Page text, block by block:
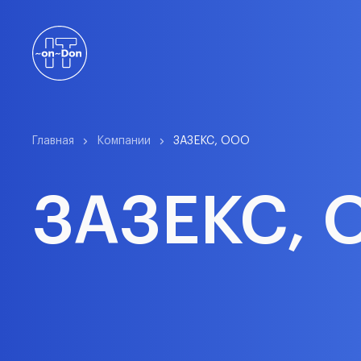
Главная Компании ЗАЗЕКС, ООО
ЗАЗЕКС,